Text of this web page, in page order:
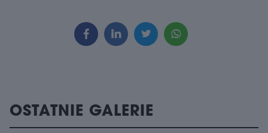
OSTATNIE GALERIE